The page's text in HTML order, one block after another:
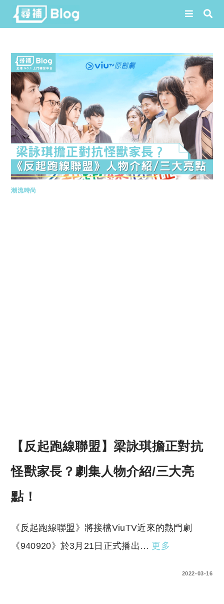
content
潮流時尚
【反起跑線聯盟】梁詠琪擔正對抗
怪獸家長？劇集人物介紹/三大亮
點！
《反起跑線聯盟》將接檔ViuTV近來的熱門劇
《940920》於3月21日正式播出… 更多
2022-03-16